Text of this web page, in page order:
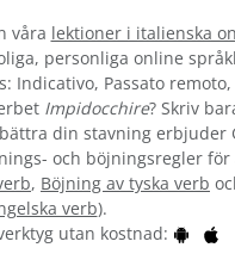
våra lektioner i italienska
personliga online
Passato
Impidocchire? Skriv
din stavning
och böjningsregler
, Böjning av tyska verb
verb).
utan kostnad: